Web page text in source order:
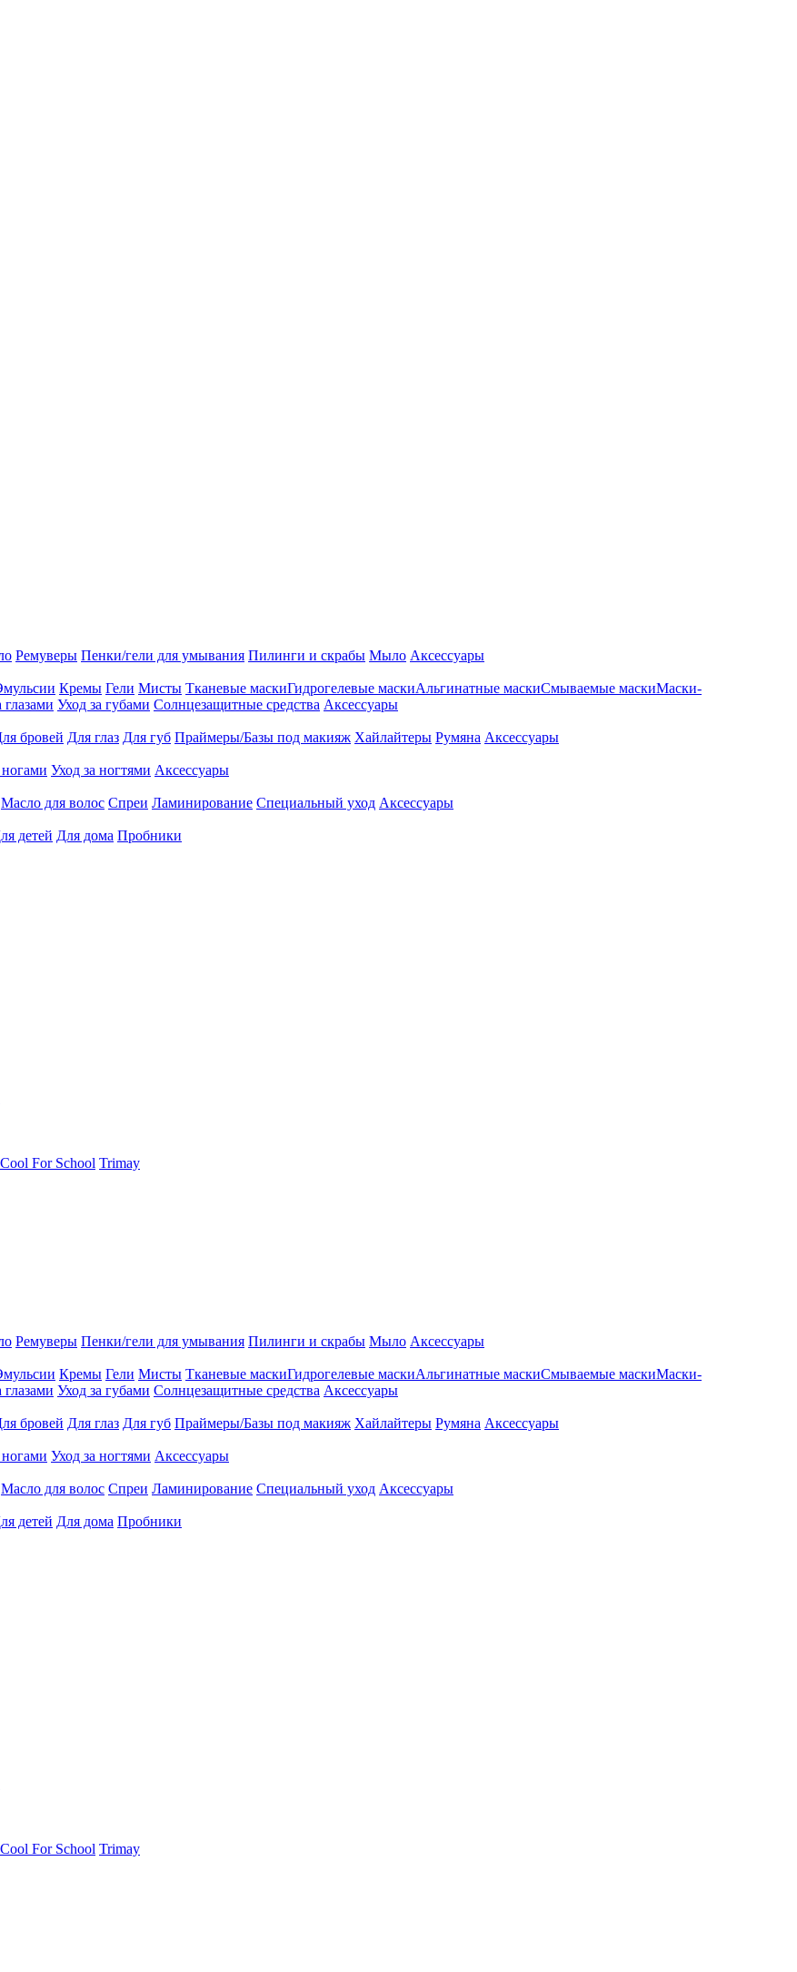
Ремуверы Пенки/гели для умывания Пилинги и скрабы Мыло Аксессуары
Кремы Гели Мисты Тканевые маскиГидрогелевые маскиАльгинатные маскиСмываемые маскиМаски-
глазами Уход за губами Солнцезащитные средства Аксессуары
бровей Для глаз Для губ Праймеры/Базы под макияж Хайлайтеры Румяна Аксессуары
ногами Уход за ногтями Аксессуары
Масло для волос Спреи Ламинирование Специальный уход Аксессуары
детей Для дома Пробники
For School Trimay
Ремуверы Пенки/гели для умывания Пилинги и скрабы Мыло Аксессуары
Кремы Гели Мисты Тканевые маскиГидрогелевые маскиАльгинатные маскиСмываемые маскиМаски-
глазами Уход за губами Солнцезащитные средства Аксессуары
бровей Для глаз Для губ Праймеры/Базы под макияж Хайлайтеры Румяна Аксессуары
ногами Уход за ногтями Аксессуары
Масло для волос Спреи Ламинирование Специальный уход Аксессуары
детей Для дома Пробники
For School Trimay